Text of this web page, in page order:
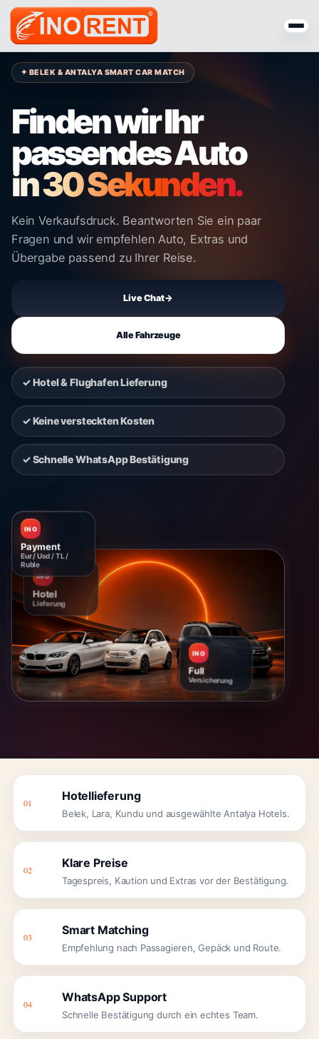
✦ BELEK & ANTALYA SMART CAR MATCH
Finden wir Ihr
passendes Auto
in 30 Sekunden.
Kein Verkaufsdruck. Beantworten Sie ein paar
Fragen und wir empfehlen Auto, Extras und
Übergabe passend zu Ihrer Reise.
Live Chat→
Alle Fahrzeuge
✓ Hotel & Flughafen Lieferung
✓ Keine versteckten Kosten
✓ Schnelle WhatsApp Bestätigung
INO
Hotel
Lieferung
INO
Full
Versicherung
INO
24/7
Support
Payment
Eur / Usd / TL /
Ruble
01 Hotellieferung
Belek, Lara, Kundu und ausgewählte Antalya Hotels.
02 Klare Preise
Tagespreis, Kaution und Extras vor der Bestätigung.
03 Smart Matching
Empfehlung nach Passagieren, Gepäck und Route.
04 WhatsApp Support
Schnelle Bestätigung durch ein echtes Team.